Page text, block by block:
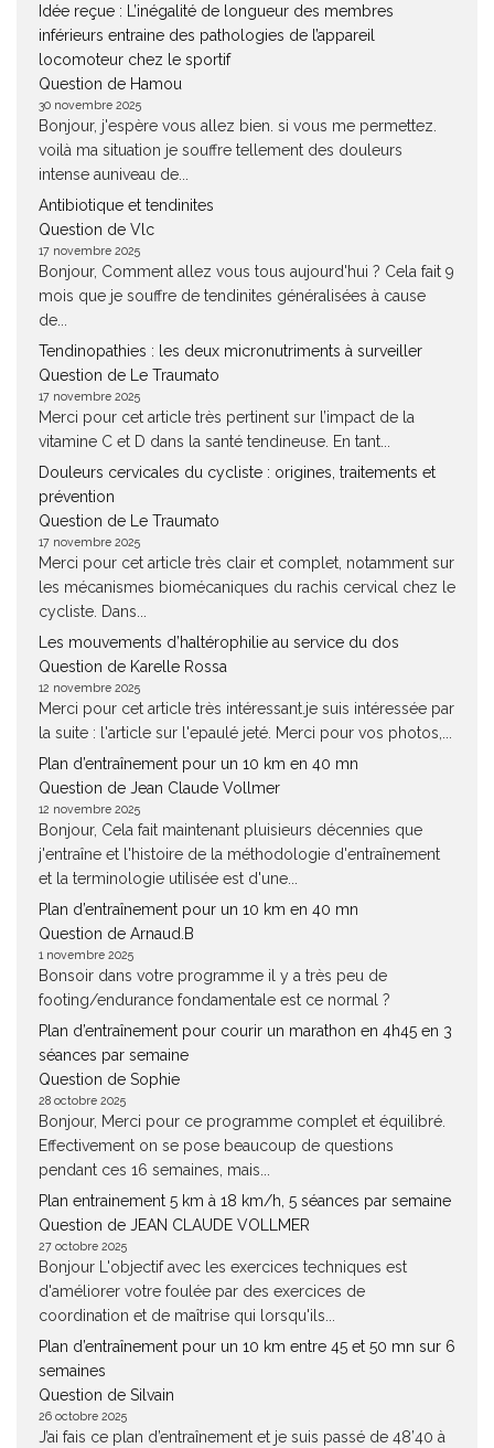
Idée reçue : L’inégalité de longueur des membres
inférieurs entraine des pathologies de l’appareil
locomoteur chez le sportif
Question de Hamou
30 novembre 2025
Bonjour, j'espère vous allez bien. si vous me permettez.
voilà ma situation je souffre tellement des douleurs
intense auniveau de...
Antibiotique et tendinites
Question de Vlc
17 novembre 2025
Bonjour, Comment allez vous tous aujourd'hui ? Cela fait 9
mois que je souffre de tendinites généralisées à cause
de...
Tendinopathies : les deux micronutriments à surveiller
Question de Le Traumato
17 novembre 2025
Merci pour cet article très pertinent sur l’impact de la
vitamine C et D dans la santé tendineuse. En tant...
Douleurs cervicales du cycliste : origines, traitements et
prévention
Question de Le Traumato
17 novembre 2025
Merci pour cet article très clair et complet, notamment sur
les mécanismes biomécaniques du rachis cervical chez le
cycliste. Dans...
Les mouvements d’haltérophilie au service du dos
Question de Karelle Rossa
12 novembre 2025
Merci pour cet article très intéressant.je suis intéressée par
la suite : l'article sur l'epaulé jeté. Merci pour vos photos,...
Plan d’entraînement pour un 10 km en 40 mn
Question de Jean Claude Vollmer
12 novembre 2025
Bonjour, Cela fait maintenant pluisieurs décennies que
j'entraîne et l'histoire de la méthodologie d'entraînement
et la terminologie utilisée est d'une...
Plan d’entraînement pour un 10 km en 40 mn
Question de Arnaud.B
1 novembre 2025
Bonsoir dans votre programme il y a très peu de
footing/endurance fondamentale est ce normal ?
Plan d’entraînement pour courir un marathon en 4h45 en 3
séances par semaine
Question de Sophie
28 octobre 2025
Bonjour, Merci pour ce programme complet et équilibré.
Effectivement on se pose beaucoup de questions
pendant ces 16 semaines, mais...
Plan entrainement 5 km à 18 km/h, 5 séances par semaine
Question de JEAN CLAUDE VOLLMER
27 octobre 2025
Bonjour L'objectif avec les exercices techniques est
d'améliorer votre foulée par des exercices de
coordination et de maîtrise qui lorsqu'ils...
Plan d’entraînement pour un 10 km entre 45 et 50 mn sur 6
semaines
Question de Silvain
26 octobre 2025
J’ai fais ce plan d’entraînement et je suis passé de 48’40 à